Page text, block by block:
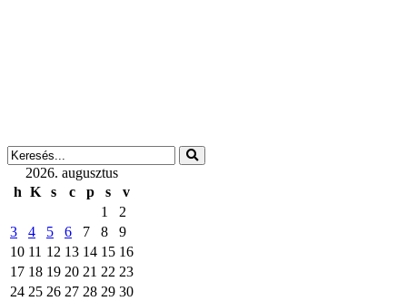
2026. augusztus
h K s c p s
v
1
2
3
4 5 6 7 8
9
10 11 12 13 14 15 16
17 18 19 20 21 22 23
24 25 26 27 28 29 30